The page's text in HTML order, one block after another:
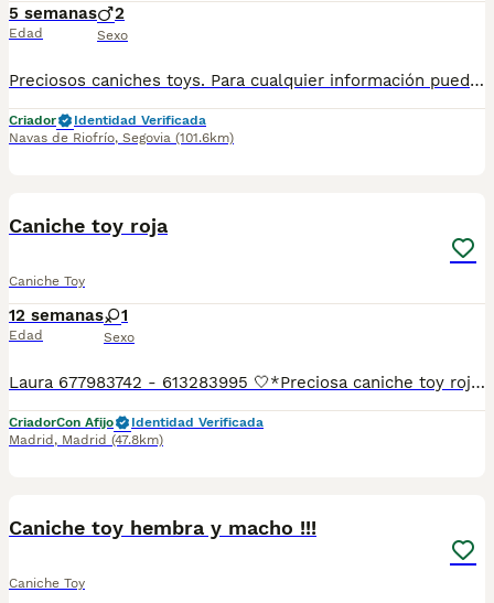
5 semanas
Edad
2
Sexo
Preciosos caniches toys. Para cualquier información puedes contactar en el 632 109 444. Para entregar a finales de agosto.
Criador
Identidad Verificada
Navas de Riofrío, Segovia (101.6km)
Caniche toy roja
Caniche Toy
12 semanas
Edad
1
Sexo
Laura 677983742 - 613283995 🤍*Preciosa caniche toy roja hembra , no llegara de adulta a los dos kilos 100 *🤍 ¿Buscas un nuevo compañero para tu hogar? ❤️ Tenemos preciosos cachorros listos para encontrar una familia responsable. ✅ Vacunados ✅ Desparasitados ✅ Cartilla sanitaria ✅ Garantías incluidas ✅ Máxima atención y cuidado Se hacen envíos a toda España: Andalucía: Almería, Cádiz, Córdoba, Granada, Huelva, Jaén, Málaga, Sevilla.Aragón: Huesca, Teruel, Zaragoza.Asturias: Oviedo.Baleares: Palma.Canarias: Las Palmas de Gran Canaria, Santa Cruz de Tenerife.Cantabria: Santander.Castilla-La Mancha: Albacete, Ciudad Real, Cuenca, Guadalajara, Toledo.Castilla y León: Ávila, Burgos, León, Palencia, Salamanca, Segovia, Soria, Valladolid, Zamora.Cataluña: Barcelona, Gerona (Girona), Lérida (Lleida), Tarragona.Comunidad Valenciana: Alicante, Castellón de la Plana, Valencia.Extremadura: Badajoz, Cáceres.Galicia: La Coruña (A Coruña), Lugo, Orense (Ourense), Pontevedra.La Rioja: Logroño.Madrid: Madrid.Murcia: Murcia.Navarra: Pamplona.País Vasco: Bilbao (Vizcaya), San Sebastián (Guipúzcoa), Vitoria (Álava). 🐾 Cachorros sanos, sociables y criados con mucho cariño. 📲 ¡Pregunta sin compromiso por disponibilidad, fotos y precios por mensaje privado!
CriadorCon Afijo
Identidad Verificada
Madrid , Madrid (47.8km)
Caniche toy hembra y macho !!!
Caniche Toy